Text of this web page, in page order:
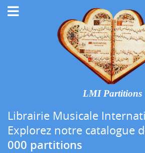
LMI Partitions
Librairie Musicale
Explorez notre catalogue
000 partitions